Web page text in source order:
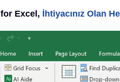
Excel, İhtiyacınız Olan